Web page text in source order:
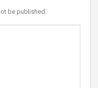
be published.